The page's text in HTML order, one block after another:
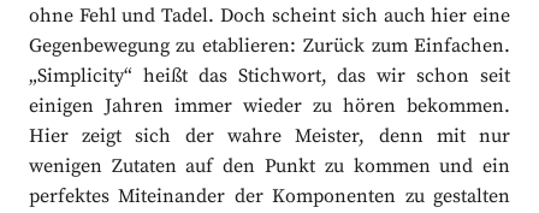
ohne Fehl und Tadel. Doch scheint sich auch hier eine
Gegenbewegung zu etablieren: Zurück zum Einfachen.
„Simplicity“ heißt das Stichwort, das wir schon seit
einigen Jahren immer wieder zu hören bekommen.
Hier zeigt sich der wahre Meister, denn mit nur
wenigen Zutaten auf den Punkt zu kommen und ein
perfektes Miteinander der Komponenten zu gestalten